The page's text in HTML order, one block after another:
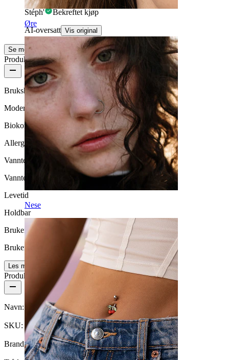
Øre
Nese
Stéph' Bekreftet kjøp
AI-oversatt Vis original
Se mer
Produktkvalitet
Brukshyppighet
Moderat bruk
Biokompatibilitet
Allergivennlig
Vanntett
Vanntett
Levetid
Holdbar
Brukervennlighet
Brukervennligt
Les mer
Produktdetaljer
Navn: Buet bar med kjede av titan
SKU: Labret-184
Brand:Bodymod Trend